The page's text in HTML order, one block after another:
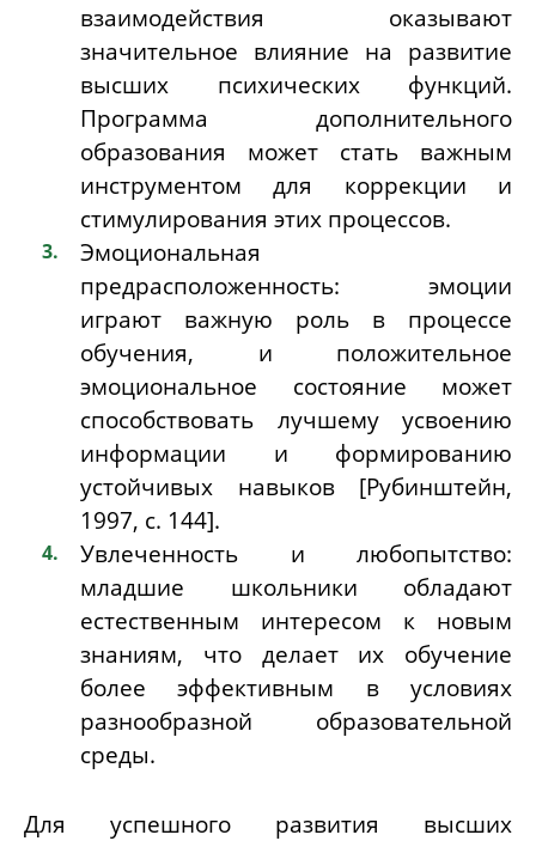
взаимодействия оказывают
значительное влияние на развитие
высших психических функций.
Программа дополнительного
образования может стать важным
инструментом для коррекции и
стимулирования этих процессов.
Эмоциональная
предрасположенность: эмоции
играют важную роль в процессе
обучения, и положительное
эмоциональное состояние может
способствовать лучшему усвоению
информации и формированию
устойчивых навыков [Рубинштейн,
1997, с. 144].
Увлеченность и любопытство:
младшие школьники обладают
естественным интересом к новым
знаниям, что делает их обучение
более эффективным в условиях
разнообразной образовательной
среды.
Для успешного развития высших